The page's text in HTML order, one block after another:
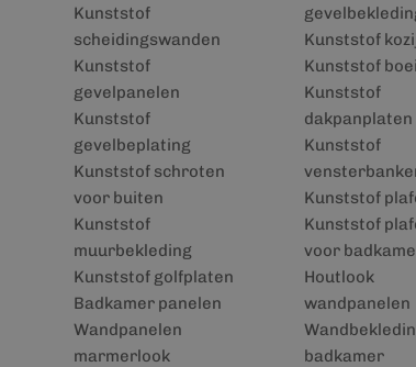
Kunststof
scheidingswanden
Kunststof
gevelpanelen
Kunststof
gevelbeplating
Kunststof schroten
voor buiten
Kunststof
muurbekleding
Kunststof golfplaten
Badkamer panelen
Wandpanelen
marmerlook
Kunststof
Kunststof
Kunststof
dakpanplaten
Kunststof
Kunststof
Kunststof
voor
Houtlook
wandpanelen
badkamer